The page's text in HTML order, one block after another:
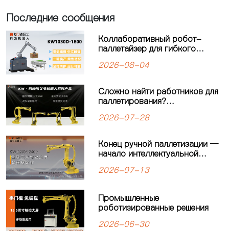
Последние сообщения
Коллаборативный робот-
паллетайзер для гибкого
современных
2026-08-04
Сложно найти работников для
паллетирования?
паллетайзер KEWEI
работу производственной
линии
2026-07-28
Конец ручной паллетизации —
начало интеллектуальной
робот-паллетайзер
новую главу в автоматизации
паллетизации
2026-07-13
Промышленные
роботизированные решения
2026-06-30